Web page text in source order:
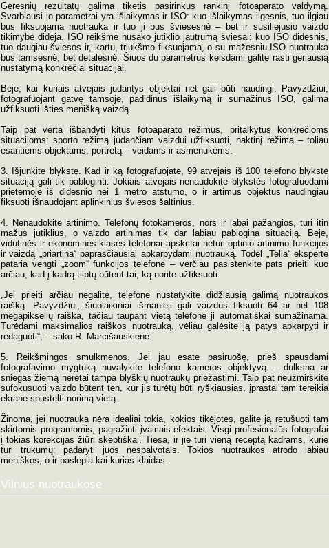
Geresnių rezultatų galima tikėtis pasirinkus rankinį fotoaparato valdymą.
Svarbiausi jo parametrai yra išlaikymas ir ISO: kuo išlaikymas ilgesnis, tuo ilgiau
bus fiksuojama nuotrauka ir tuo ji bus šviesesnė – bet ir susiliejusio vaizdo
tikimybė didėja. ISO reikšmė nusako jutiklio jautrumą šviesai: kuo ISO didesnis,
tuo daugiau šviesos ir, kartu, triukšmo fiksuojama, o su mažesniu ISO nuotrauka
bus tamsesnė, bet detalesnė. Šiuos du parametrus keisdami galite rasti geriausią
nustatymą konkrečiai situacijai.
Beje, kai kuriais atvejais judantys objektai net gali būti naudingi. Pavyzdžiui,
fotografuojant gatvę tamsoje, padidinus išlaikymą ir sumažinus ISO, galima
užfiksuoti išties menišką vaizdą.
Taip pat verta išbandyti kitus fotoaparato režimus, pritaikytus konkrečioms
situacijoms: sporto režimą judančiam vaizdui užfiksuoti, naktinį režimą – toliau
esantiems objektams, portretą – veidams ir asmenukėms.
3. Išjunkite blykstę. Kad ir ką fotografuojate, 99 atvejais iš 100 telefono blykstė
situaciją gali tik pabloginti. Jokiais atvejais nenaudokite blykstės fotografuodami
prietemoje iš didesnio nei 1 metro atstumo, o ir artimus objektus naudingiau
fiksuoti išnaudojant aplinkinius šviesos šaltinius.
4. Nenaudokite artinimo. Telefonų fotokameros, nors ir labai pažangios, turi itin
mažus jutiklius, o vaizdo artinimas tik dar labiau pablogina situaciją. Beje,
vidutinės ir ekonominės klasės telefonai apskritai neturi optinio artinimo funkcijos
ir vaizdą „priartina“ paprasčiausiai apkarpydami nuotrauką. Todėl „Telia“ ekspertė
pataria vengti „zoom“ funkcijos telefone – verčiau pasistenkite pats prieiti kuo
arčiau, kad į kadrą tilptų būtent tai, ką norite užfiksuoti.
„Jei prieiti arčiau negalite, telefone nustatykite didžiausią galimą nuotraukos
raišką. Pavyzdžiui, šiuolaikiniai išmanieji gali vaizdus fiksuoti 64 ar net 108
megapikselių raiška, tačiau taupant vietą telefone ji automatiškai sumažinama.
Turėdami maksimalios raiškos nuotrauką, vėliau galėsite ją patys apkarpyti ir
redaguoti“, – sako R. Marcišauskienė.
5. Reikšmingos smulkmenos. Jei jau esate pasiruošę, prieš spausdami
fotografavimo mygtuką nuvalykite telefono kameros objektyvą – dulksna ar
sniegas žiemą neretai tampa blyškių nuotraukų priežastimi. Taip pat neužmirškite
sufokusuoti vaizdo būtent ten, kur jis turėtų būti ryškiausias, įprastai tam tereikia
ekrane spustelti norimą vietą.
Žinoma, jei nuotrauka nėra idealiai tokia, kokios tikėjotės, galite ją retušuoti tam
skirtomis programomis, pagražinti įvairiais efektais. Visgi profesionalūs fotografai
į tokias korekcijas žiūri skeptiškai. Tiesa, ir jie turi vieną receptą kadrams, kurie
turi trūkumų: padaryti juos nespalvotais. Tokios nuotraukos atrodo labiau
meniškos, o ir paslepia kai kurias klaidas.
Vilnius nuotraukose